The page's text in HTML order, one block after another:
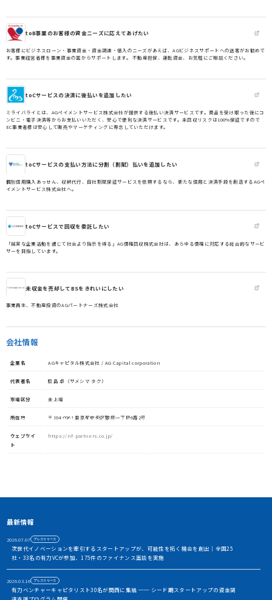
toB事業のお客様の資金ニーズに応えてあげたい
お客様にビジネスローン・事業資金・資金調達・借入のニーズがあえば、AGビジネスサポートへの送客がお勧めで
す。事業経営者様を事業資金の面からサポートします。 不動産担保、運転資金、お気軽にご相談ください。
toCサービスの決済に後払いを追加したい
ミライバライとは、AGペイメントサービス株式会社が提供する後払い決済サービスです。商品を受け取った後にコ
ンビニ・電子決済等からお支払いいただく、安心で便利な決済サービスです。未回収リスクは100%保証ですので
EC事業者様は安心して販売やマーケティングに専念していただけます。
toCサービスの支払い方法に分割（割賦）払いを追加したい
個別信用購入あっせん、収納代行、自社割賦保証サービスを依頼するなら、新たな信用と決済手段を創造するAGペ
イメントサービス株式会社へ。
toCサービスで回収を委託したい
「誠実な企業活動を通じて社会より指示を得る」AG債権回収株式会社は、あらゆる債権に対応する総合的なサービ
サーを目指しています。
未収金を売却してBSをきれいにしたい
事業再生、不動産投資のAGパートナーズ株式会社
会社情報
企業名 AGキャピタル株式会社 / AG Capital corporation
代表者名 鮫島 卓（サメシマ タク）
市場区分 未上場
所在地 〒104-0061 東京都中央区銀座一丁目6番2号
ウェブサイ
ト
https://nf-partners.co.jp/
資金調達や協業・共創を加速させる
イノベーション・プラットフォーム
最新情報
2026.07.07 プレスリリース
次世代イノベーションを牽引するスタートアップが、可能性を拓く機会を創出｜全国25
社・33名の有力VCが参加、175件のファイナンス面談を実施
2026.03.16 プレスリリース
有力ベンチャーキャピタリスト30名が関西に集結 ── シード期スタートアップの資金調